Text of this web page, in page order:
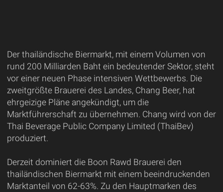
Der thailändische Biermarkt, mit einem Volumen von
rund 200 Milliarden Baht ein bedeutender Sektor, steht
vor einer neuen Phase intensiven Wettbewerbs. Die
zweitgrößte Brauerei des Landes, Chang Beer, hat
ehrgeizige Pläne angekündigt, um die
Marktführerschaft zu übernehmen. Chang wird von der
Thai Beverage Public Company Limited (ThaiBev)
produziert.
Derzeit dominiert die Boon Rawd Brauerei den
thailändischen Biermarkt mit einem beeindruckenden
Marktanteil von 62-63%. Zu den Hauptmarken des